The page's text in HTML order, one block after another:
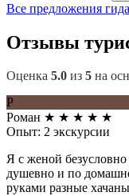
Все предложения гида
Отзывы
Оценка 5.0 из 5 на
Р
Роман ★ ★ ★ ★ ★
Опыт: 2 экскурсии
Я с женой
душевно и по
руками разные хачаны